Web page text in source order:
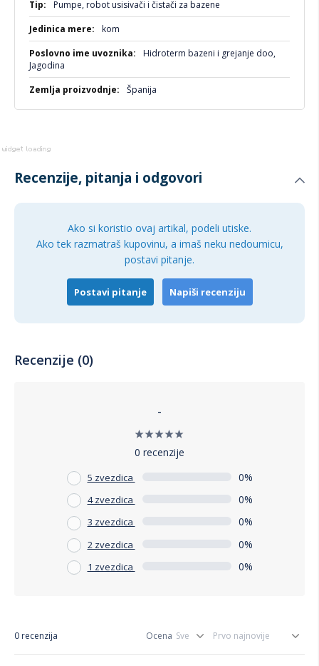
Pumpe, robot usisivači i čistači za bazene
kom
Hidroterm bazeni i grejanje doo,
Jagodina
Španija
Recenzije, pitanja i odgovori
Ako si koristio ovaj artikal, podeli utiske.
Ako tek razmatraš kupovinu, a imaš neku nedoumicu,
postavi pitanje.
Postavi pitanje Napiši recenziju
Recenzije (0)
-
0 recenzije
5 zvezdica 0%
4 zvezdica 0%
3 zvezdica 0%
2 zvezdica 0%
1 zvezdica 0%
0 recenzija Ocena